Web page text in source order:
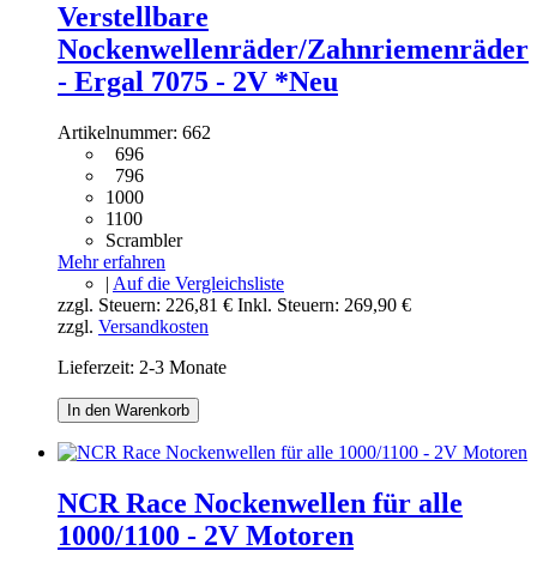
Verstellbare
Nockenwellenräder/Zahnriemenräder
- Ergal 7075 - 2V *Neu
Artikelnummer: 662
696
796
1000
1100
Scrambler
Mehr erfahren
| Auf die Vergleichsliste
zzgl. Steuern: 226,81 € Inkl. Steuern: 269,90 €
zzgl. Versandkosten
Lieferzeit: 2-3 Monate
In den Warenkorb
NCR Race Nockenwellen für alle
1000/1100 - 2V Motoren